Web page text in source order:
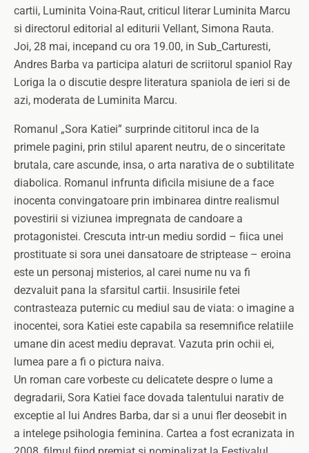
cartii, Luminita Voina-Raut, criticul literar Luminita Marcu
si directorul editorial al editurii Vellant, Simona Rauta.
Joi, 28 mai, incepand cu ora 19.00, in Sub_Carturesti,
Andres Barba va participa alaturi de scriitorul spaniol Ray
Loriga la o discutie despre literatura spaniola de ieri si de
azi, moderata de Luminita Marcu.
Romanul „Sora Katiei” surprinde cititorul inca de la
primele pagini, prin stilul aparent neutru, de o sinceritate
brutala, care ascunde, insa, o arta narativa de o subtilitate
diabolica. Romanul infrunta dificila misiune de a face
inocenta convingatoare prin imbinarea dintre realismul
povestirii si viziunea impregnata de candoare a
protagonistei. Crescuta intr-un mediu sordid – fiica unei
prostituate si sora unei dansatoare de striptease – eroina
este un personaj misterios, al carei nume nu va fi
dezvaluit pana la sfarsitul cartii. Insusirile fetei
contrasteaza puternic cu mediul sau de viata: o imagine a
inocentei, sora Katiei este capabila sa resemnifice relatiile
umane din acest mediu depravat. Vazuta prin ochii ei,
lumea pare a fi o pictura naiva.
Un roman care vorbeste cu delicatete despre o lume a
degradarii, Sora Katiei face dovada talentului narativ de
exceptie al lui Andres Barba, dar si a unui fler deosebit in
a intelege psihologia feminina. Cartea a fost ecranizata in